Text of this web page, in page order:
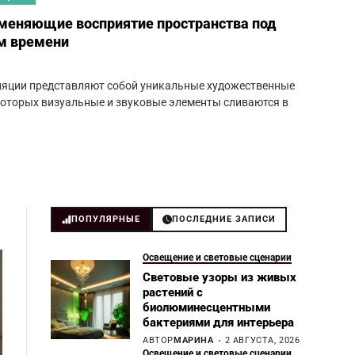
восприятие пространства под
времени
представляют собой уникальные художественные
визуальные и звуковые элементы сливаются в
ПОПУЛЯРНЫЕ ПОСЛЕДНИЕ ЗАПИСИ
Освещение и световые сценарии
Световые узоры из живых
растений с
биолюминесцентными
бактериями для интерьера
АВТОР МАРИНА 2 АВГУСТА, 2026